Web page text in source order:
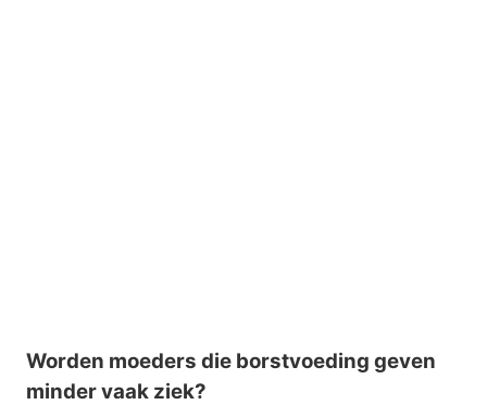
Worden moeders die borstvoeding geven
minder vaak ziek?